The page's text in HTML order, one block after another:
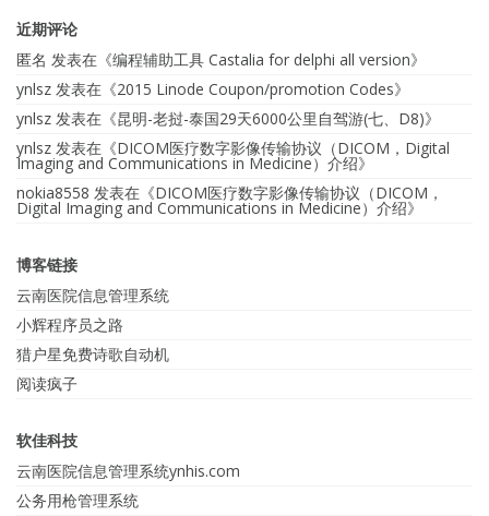
近期评论
匿名 发表在《编程辅助工具 Castalia for delphi all version》
ynlsz 发表在《2015 Linode Coupon/promotion Codes》
ynlsz 发表在《昆明-老挝-泰国29天6000公里自驾游(七、D8)》
ynlsz 发表在《DICOM医疗数字影像传输协议（DICOM，Digital
Imaging and Communications in Medicine）介绍》
nokia8558 发表在《DICOM医疗数字影像传输协议（DICOM，
Digital Imaging and Communications in Medicine）介绍》
博客链接
云南医院信息管理系统
小辉程序员之路
猎户星免费诗歌自动机
阅读疯子
软佳科技
云南医院信息管理系统ynhis.com
公务用枪管理系统